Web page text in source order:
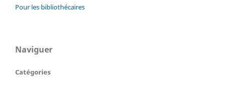
Pour les bibliothécaires
Naviguer
Catégories